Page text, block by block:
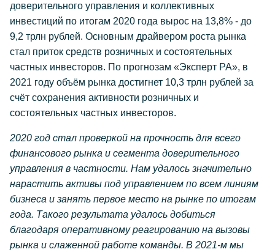
доверительного управления и коллективных
инвестиций по итогам 2020 года вырос на 13,8% - до
9,2 трлн рублей. Основным драйвером роста рынка
стал приток средств розничных и состоятельных
частных инвесторов. По прогнозам «Эксперт РА», в
2021 году объём рынка достигнет 10,3 трлн рублей за
счёт сохранения активности розничных и
состоятельных частных инвесторов.
2020 год стал проверкой на прочность для всего
финансового рынка и сегмента доверительного
управления в частности. Нам удалось значительно
нарастить активы под управлением по всем линиям
бизнеса и занять первое место на рынке по итогам
года. Такого результата удалось добиться
благодаря оперативному реагированию на вызовы
рынка и слаженной работе команды. В 2021-м мы